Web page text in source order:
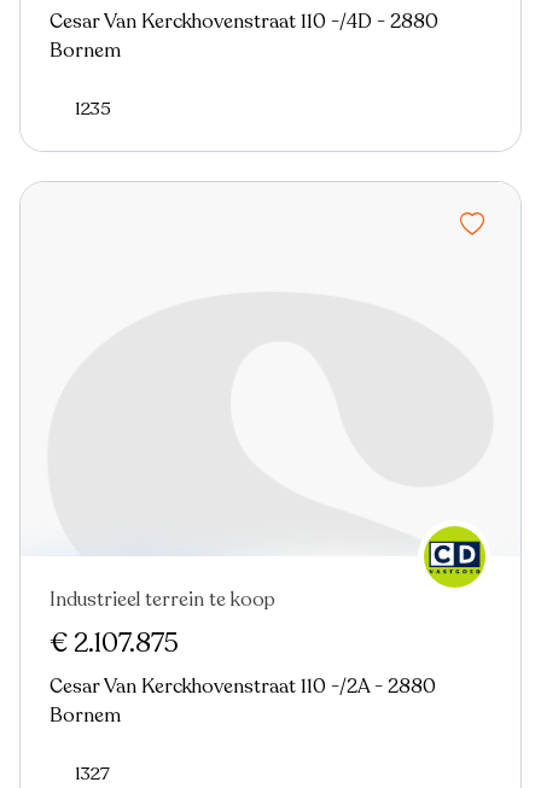
Cesar Van Kerckhovenstraat 110 -/4D - 2880
Bornem
1235
Virtual tour
Industrieel terrein te koop
€ 2.107.875
Cesar Van Kerckhovenstraat 110 -/2A - 2880
Bornem
1327